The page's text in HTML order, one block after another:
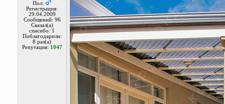
Пол:
Регистрация:
29.04.2009
Сообщений: 96
Сказал(а)
спасибо: 1
Поблагодарили:
8 раз(а)
Репутация: 1047